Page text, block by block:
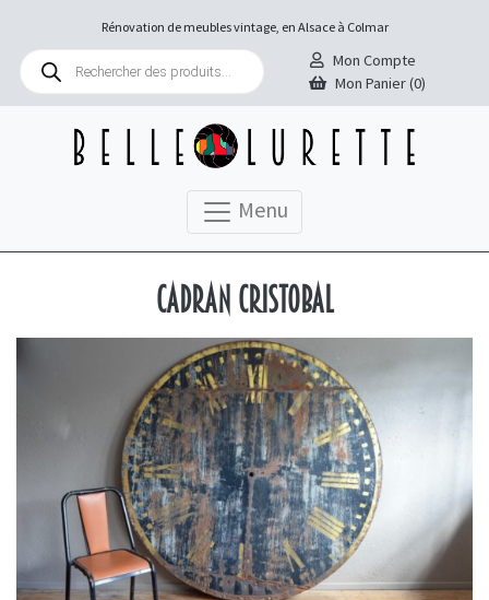
Rénovation de meubles vintage, en Alsace à Colmar
Recherche
produits
Mon Compte
Mon Panier (0)
Menu
Cadran Cristobal